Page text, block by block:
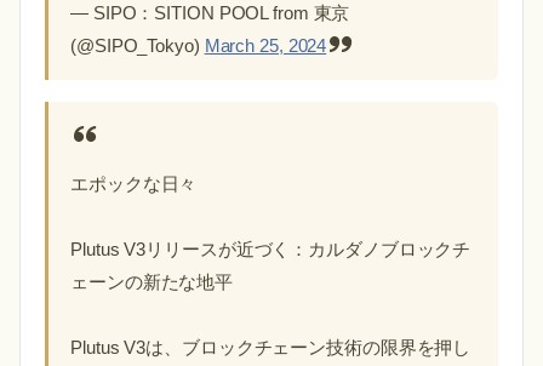
— SIPO：SITION POOL from 東京
(@SIPO_Tokyo) March 25, 2024
エポックな日々
Plutus V3リリースが近づく：カルダノブロックチ
ェーンの新たな地平
Plutus V3は、ブロックチェーン技術の限界を押し